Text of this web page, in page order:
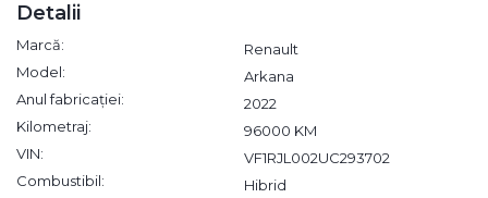
Detalii
Marcă:
Renault
Model:
Arkana
Anul fabricației:
2022
Kilometraj:
96000 KM
VIN:
VF1RJL002UC293702
Combustibil:
Hibrid